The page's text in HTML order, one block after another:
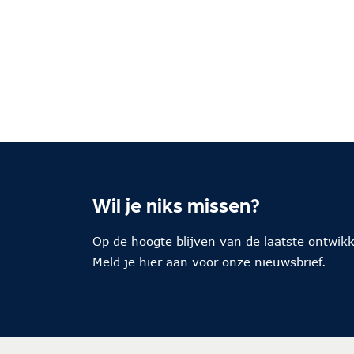
Wil je niks missen?
Op de hoogte blijven van de laatste
Meld je hier aan voor onze nieuwsbrief.